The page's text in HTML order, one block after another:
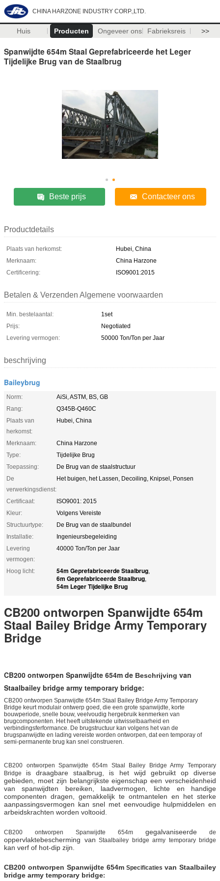
CHINA HARZONE INDUSTRY CORP.,LTD.
Huis Producten Ongeveer ons Fabrieksreis >>
Spanwijdte 654m Staal Geprefabriceerde het Leger
Tijdelijke Brug van de Staalbrug
Beste prijs Contacteer ons
Productdetails
Plaats van herkomst:
Hubei, China
Merknaam:
China Harzone
Certificering:
ISO9001:2015
Betalen & Verzenden Algemene voorwaarden
Min. bestelaantal:
1set
Prijs:
Negotiated
Levering vermogen:
50000 Ton/Ton per Jaar
beschrijving
Baileybrug
Norm:
AiSi, ASTM, BS, GB
Rang:
Q345B-Q460C
Plaats van
herkomst:
Hubei, China
Merknaam:
China Harzone
Type:
Tijdelijke Brug
Toepassing:
De Brug van de staalstructuur
De
verwerkingsdienst:
Het buigen, het Lassen, Decoiling, Knipsel, Ponsen
Certificaat:
ISO9001: 2015
Kleur:
Volgens Vereiste
Structuurtype:
De Brug van de staalbundel
Installatie:
Ingenieursbegeleiding
Levering
vermogen:
40000 Ton/Ton per Jaar
Hoog licht: 54m Geprefabriceerde Staalbrug,
6m Geprefabriceerde Staalbrug,
54m Leger Tijdelijke Brug
CB200 ontworpen Spanwijdte 654m
Staal Bailey Bridge Army Temporary
Bridge
CB200 ontworpen Spanwijdte 654m de Beschrijving van
Staalbailey bridge army temporary bridge:
CB200 ontworpen Spanwijdte 654m Staal Bailey Bridge Army Temporary
Bridge keurt modulair ontwerp goed, die een grote spanwijdte, korte
bouwperiode, snelle bouw, veelvoudig hergebruik kenmerken van
brugcomponenten. Het heeft uitstekende uitwisselbaarheid en
verbindingsferformance. De brugstructuur kan volgens het van de
brugspanwijdte en lading vereiste worden ontworpen, dat een temporay of
semi-permanente brug kan snel construeren.
CB200 ontworpen Spanwijdte 654m Staal Bailey Bridge Army Temporary
Bridge is draagbare staalbrug, is het wijd gebruikt op diverse
gebieden, moet zijn belangrijkste eigenschap een verscheidenheid
van spanwijdten bereiken, laadvermogen, lichte en handige
componenten dragen, gemakkelijk te ontmantelen en het sterke
aanpassingsvermogen kan snel met eenvoudige hulpmiddelen en
arbeidskrachten worden voltooid.
CB200 ontworpen Spanwijdte 654m gegalvaniseerde de
oppervlaktebescherming van Staalbailey bridge army temporary bridge
kan verf of hot-dip zijn.
CB200 ontworpen Spanwijdte 654m Specificaties van Staalbailey
bridge army temporary bridge: